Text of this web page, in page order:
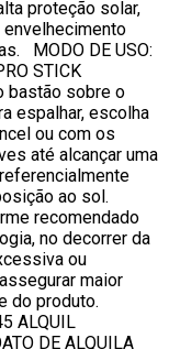
proteção solar,
MODO DE USO:
STICK
bastão sobre o
espalhar, escolha
ou com os
até alcançar uma
ao sol.
recomendado
no decorrer da
ou
maior
do produto.
ALQUIL
DE ALQUILA